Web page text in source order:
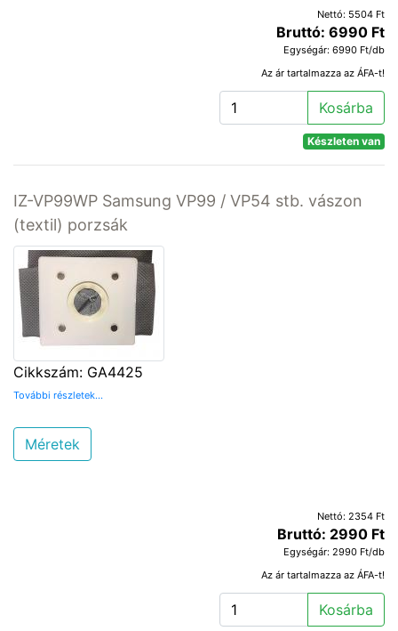
Nettó: 5504 Ft
Bruttó: 6990 Ft
Egységár: 6990 Ft/db
Az ár tartalmazza az ÁFA-t!
Kosárba
Készleten van
IZ-VP99WP Samsung VP99 / VP54 stb. vászon
(textil) porzsák
Cikkszám: GA4425
További részletek...
Méretek
Nettó: 2354 Ft
Bruttó: 2990 Ft
Egységár: 2990 Ft/db
Az ár tartalmazza az ÁFA-t!
Kosárba